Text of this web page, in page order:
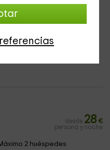
con encanto Álava
desde 28 €
persona y noche
2 huéspedes